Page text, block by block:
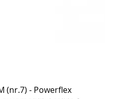
(nr.7) - Powerflex